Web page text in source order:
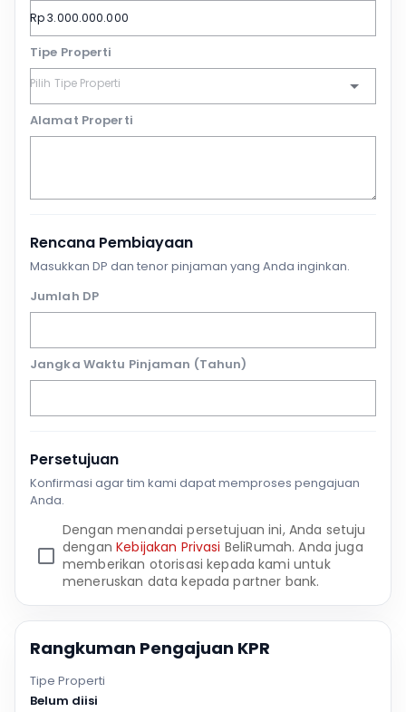
Tipe Properti
Alamat Properti
Rencana Pembiayaan
Masukkan DP dan tenor pinjaman yang Anda inginkan.
Jumlah DP
Jangka Waktu Pinjaman (Tahun)
Persetujuan
Konfirmasi agar tim kami dapat memproses pengajuan
Anda.
Dengan menandai persetujuan ini, Anda setuju
denganKebijakan Privasi BeliRumah. Anda juga
memberikan otorisasi kepada kami untuk
meneruskan data kepada partner bank.
Rangkuman Pengajuan KPR
Tipe Properti
Belum diisi